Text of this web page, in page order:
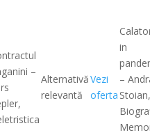
–
Alternativă
relevantă
Vezi
oferta
in
–
Stoian,